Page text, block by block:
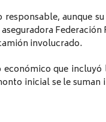
aunque
involucrado.
que
inicial se le